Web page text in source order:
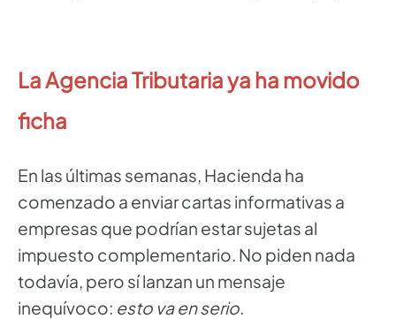
La Agencia Tributaria ya ha movido
ficha
En las últimas semanas, Hacienda ha
comenzado a enviar cartas informativas a
empresas que podrían estar sujetas al
impuesto complementario. No piden nada
todavía, pero sí lanzan un mensaje
inequívoco: esto va en serio.